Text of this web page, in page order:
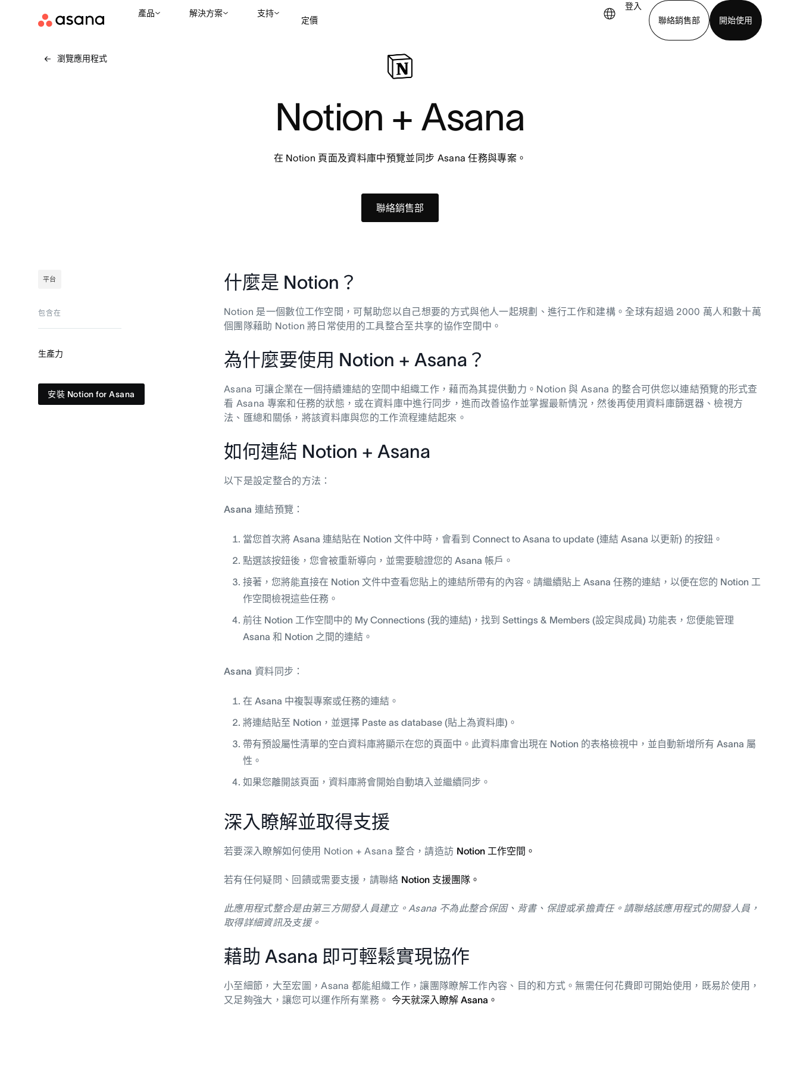
產品 解決方案 支持
定價
登入
聯絡銷售部
開始使用
瀏覽應用程式
Notion + Asana
在 Notion 頁面及資料庫中預覽並同步 Asana 任務與專案。
聯絡銷售部
平台
包含在
生產力
安裝 Notion for Asana
什麼是 Notion？
Notion 是一個數位工作空間，可幫助您以自己想要的方式與他人一起規劃、進行工作和建構。全球有超過 2000 萬人和數十萬
個團隊藉助 Notion 將日常使用的工具整合至共享的協作空間中。
為什麼要使用 Notion + Asana？
Asana 可讓企業在一個持續連結的空間中組織工作，藉而為其提供動力。Notion 與 Asana 的整合可供您以連結預覽的形式查
看 Asana 專案和任務的狀態，或在資料庫中進行同步，進而改善協作並掌握最新情況，然後再使用資料庫篩選器、檢視方
法、匯總和關係，將該資料庫與您的工作流程連結起來。
如何連結 Notion + Asana
以下是設定整合的方法：
Asana 連結預覽：
當您首次將 Asana 連結貼在 Notion 文件中時，會看到 Connect to Asana to update (連結 Asana 以更新) 的按鈕。
點選該按鈕後，您會被重新導向，並需要驗證您的 Asana 帳戶。
接著，您將能直接在 Notion 文件中查看您貼上的連結所帶有的內容。請繼續貼上 Asana 任務的連結，以便在您的 Notion 工
作空間檢視這些任務。
前往 Notion 工作空間中的 My Connections (我的連結)，找到 Settings & Members (設定與成員) 功能表，您便能管理
Asana 和 Notion 之間的連結。
Asana 資料同步：
在 Asana 中複製專案或任務的連結。
將連結貼至 Notion，並選擇 Paste as database (貼上為資料庫)。
帶有預設屬性清單的空白資料庫將顯示在您的頁面中。此資料庫會出現在 Notion 的表格檢視中，並自動新增所有 Asana 屬
性。
如果您離開該頁面，資料庫將會開始自動填入並繼續同步。
深入瞭解並取得支援
若要深入瞭解如何使用 Notion + Asana 整合，請造訪 Notion 工作空間。
若有任何疑問、回饋或需要支援，請聯絡 Notion 支援團隊。
此應用程式整合是由第三方開發人員建立。Asana 不為此整合保固、背書、保證或承擔責任。請聯絡該應用程式的開發人員，
取得詳細資訊及支援。
藉助 Asana 即可輕鬆實現協作
小至細節，大至宏圖，Asana 都能組織工作，讓團隊瞭解工作內容、目的和方式。無需任何花費即可開始使用，既易於使用，
又足夠強大，讓您可以運作所有業務。 今天就深入瞭解 Asana。